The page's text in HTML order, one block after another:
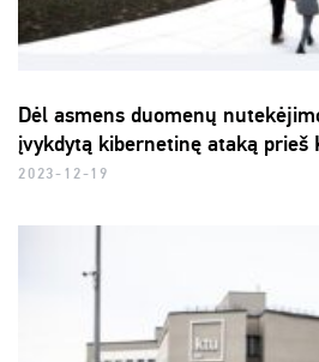
Dėl asmens duomenų
įvykdytą kibernetinę ataką prieš
2023-12-19